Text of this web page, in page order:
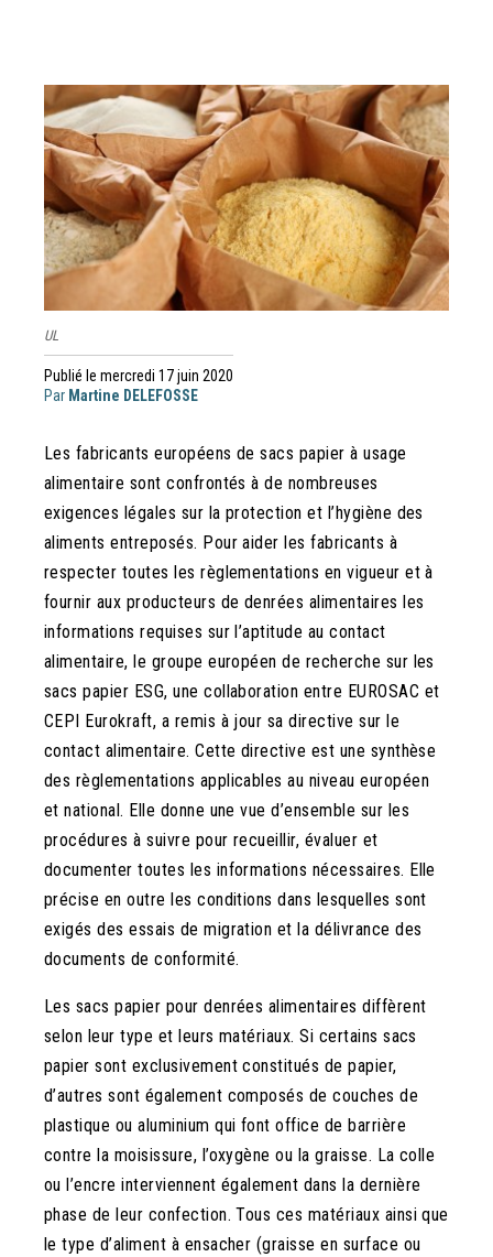
Publié le mercredi 17 juin 2020
Par Martine DELEFOSSE
UL
Les fabricants européens de sacs papier à usage
alimentaire sont confrontés à de nombreuses
exigences légales sur la protection et l’hygiène des
aliments entreposés. Pour aider les fabricants à
respecter toutes les règlementations en vigueur et à
fournir aux producteurs de denrées alimentaires les
informations requises sur l’aptitude au contact
alimentaire, le groupe européen de recherche sur les
sacs papier ESG, une collaboration entre EUROSAC et
CEPI Eurokraft, a remis à jour sa directive sur le
contact alimentaire. Cette directive est une synthèse
des règlementations applicables au niveau européen
et national. Elle donne une vue d’ensemble sur les
procédures à suivre pour recueillir, évaluer et
documenter toutes les informations nécessaires. Elle
précise en outre les conditions dans lesquelles sont
exigés des essais de migration et la délivrance des
documents de conformité.
Les sacs papier pour denrées alimentaires diffèrent
selon leur type et leurs matériaux. Si certains sacs
papier sont exclusivement constitués de papier,
d’autres sont également composés de couches de
plastique ou aluminium qui font office de barrière
contre la moisissure, l’oxygène ou la graisse. La colle
ou l’encre interviennent également dans la dernière
phase de leur confection. Tous ces matériaux ainsi que
le type d’aliment à ensacher (graisse en surface ou